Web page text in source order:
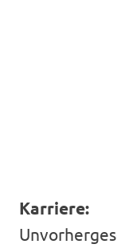
Karriere: